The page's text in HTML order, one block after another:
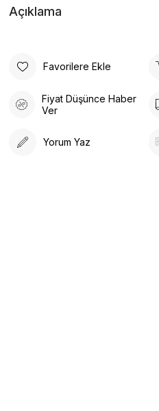
Açıklama
Favorilere Ekle
Fiyat Düşünce Haber
Ver
Yorum Yaz